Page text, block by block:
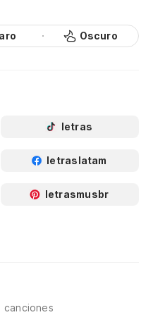
Oscuro
letras
letraslatam
letrasmusbr
canciones